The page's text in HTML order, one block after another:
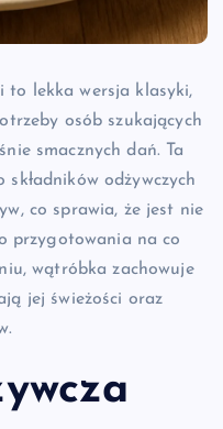
to lekka wersja klasyki,
osób szukających
smacznych dań. Ta
odżywczych
co sprawia, że jest nie
przygotowania na co
wątróbka zachowuje
jej świeżości oraz